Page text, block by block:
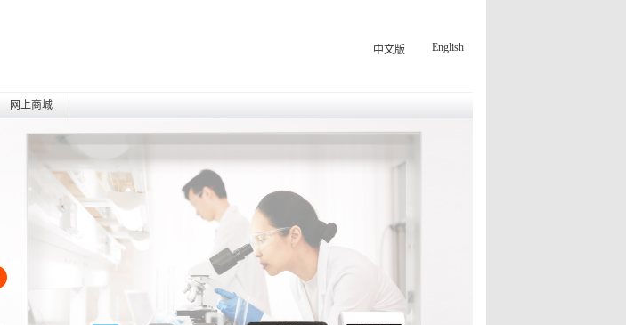
中文版 English
网上商城